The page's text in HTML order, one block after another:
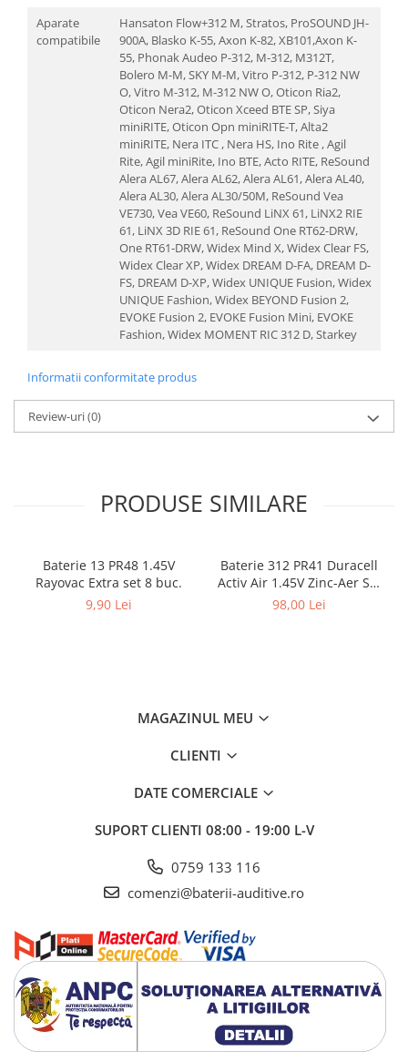
Aparate
compatibile
Hansaton Flow+312 M, Stratos, ProSOUND JH-
900A, Blasko K-55, Axon K-82, XB101,Axon K-
55, Phonak Audeo P-312, M-312, M312T,
Bolero M-M, SKY M-M, Vitro P-312, P-312 NW
O, Vitro M-312, M-312 NW O, Oticon Ria2,
Oticon Nera2, Oticon Xceed BTE SP, Siya
miniRITE, Oticon Opn miniRITE-T, Alta2
miniRITE, Nera ITC , Nera HS, Ino Rite , Agil
Rite, Agil miniRite, Ino BTE, Acto RITE, ReSound
Alera AL67, Alera AL62, Alera AL61, Alera AL40,
Alera AL30, Alera AL30/50M, ReSound Vea
VE730, Vea VE60, ReSound LiNX 61, LiNX2 RIE
61, LiNX 3D RIE 61, ReSound One RT62-DRW,
One RT61-DRW, Widex Mind X, Widex Clear FS,
Widex Clear XP, Widex DREAM D-FA, DREAM D-
FS, DREAM D-XP, Widex UNIQUE Fusion, Widex
UNIQUE Fashion, Widex BEYOND Fusion 2,
EVOKE Fusion 2, EVOKE Fusion Mini, EVOKE
Fashion, Widex MOMENT RIC 312 D, Starkey
Informatii conformitate produs
Review-uri(0)
PRODUSE SIMILARE
Baterie 13 PR48 1.45V
Rayovac Extra set 8 buc.
9,90 Lei
Baterie 312 PR41 Duracell
Activ Air 1.45V Zinc-Aer Set
60 baterii pentru aparate
98,00 Lei
MAGAZINUL MEU
CLIENTI
DATE COMERCIALE
SUPORT CLIENTI 08:00 - 19:00 L-V
0759 133 116
comenzi@baterii-auditive.ro